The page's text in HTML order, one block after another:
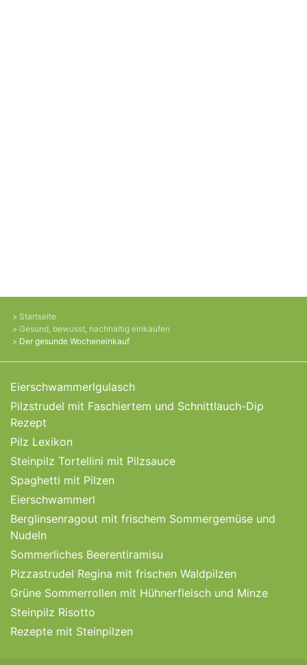
Startseite
Gesund, bewusst, nachhaltig einkaufen
Der gesunde Wocheneinkauf
Eierschwammerlgulasch
Pilzstrudel mit Faschiertem und Schnittlauch-Dip
Rezept
Pilz Lexikon
Steinpilz Tortellini mit Pilzsauce
Spaghetti mit Pilzen
Eierschwammerl
Berglinsenragout mit frischem Sommergemüse und
Nudeln
Sommerliches Beerentiramisu
Pizzastrudel Regina mit frischen Waldpilzen
Grüne Sommerrollen mit Hühnerfleisch und Minze
Steinpilz Risotto
Rezepte mit Steinpilzen